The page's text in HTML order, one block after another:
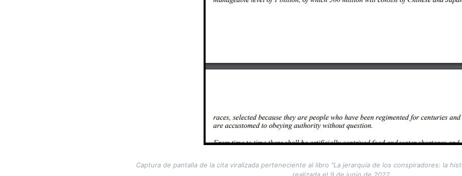
Captura de pantalla de la cita viralizada perteneciente al libro "La jerarquía de los conspiradores: la
realizada el 9 de junio de 2022